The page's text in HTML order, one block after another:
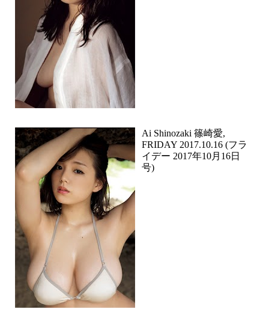
Ai Shinozaki 篠崎愛,
FRIDAY 2017.10.16 (フラ
イデー 2017年10月16日
号)